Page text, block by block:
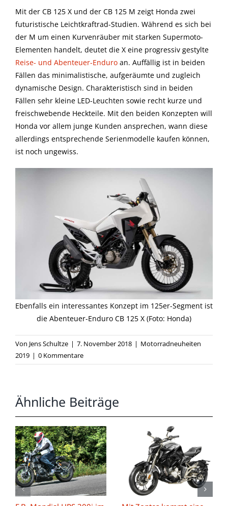
Mit der CB 125 X und der CB 125 M zeigt Honda zwei
futuristische Leichtkraftrad-Studien. Während es sich bei
der M um einen Kurvenräuber mit starken Supermoto-
Elementen handelt, deutet die X eine progressiv gestylte
Reise- und Abenteuer-Enduro an. Auffällig ist in beiden
Fällen das minimalistische, aufgeräumte und zugleich
dynamische Design. Charakteristisch sind in beiden
Fällen sehr kleine LED-Leuchten sowie recht kurze und
freischwebende Heckteile. Mit den beiden Konzepten will
Honda vor allem junge Kunden ansprechen, wann diese
allerdings entsprechende Serienmodelle kaufen können,
ist noch ungewiss.
Ebenfalls ein interessantes Konzept im 125er-Segment ist
die Abenteuer-Enduro CB 125 X (Foto: Honda)
Von Jens Schultze | 7. November 2018 | Motorradneuheiten
2019 | 0 Kommentare
Ähnliche Beiträge